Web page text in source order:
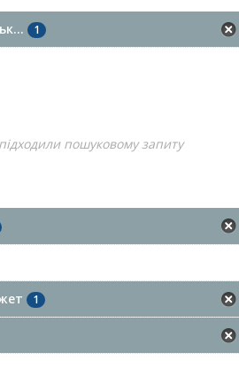
1
пошуковому запиту
1